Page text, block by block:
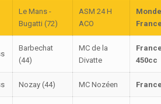
Le Mans -
Bugatti (72)
ASM 24 H
ACO
Barbechat
(44)
MC de la
Divatte
450cc
Nozay (44) MC Nozéen